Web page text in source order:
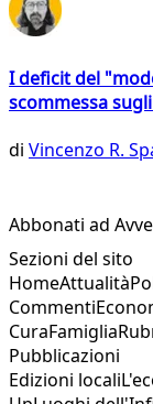
I deficit del
scommessa
di Vincenzo R.
Abbonati ad
Sezioni del sito
HomeAttualità
Commenti
CuraFamiglia
Pubblicazioni
Edizioni locali